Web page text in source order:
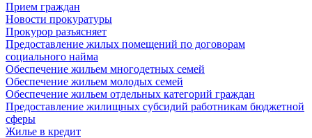
Прием граждан
Новости прокуратуры
Прокурор разъясняет
Предоставление жилых помещений по договорам
социального найма
Обеспечение жильем многодетных семей
Обеспечение жильем молодых семей
Обеспечение жильем отдельных категорий граждан
Предоставление жилищных субсидий работникам бюджетной
сферы
Жилье в кредит